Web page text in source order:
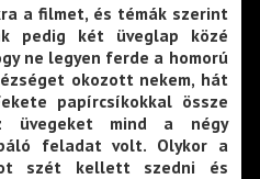
a filmet, és témák szerint
pedig két üveglap közé
ne legyen ferde a homorú
okozott nekem, hát
papírcsíkokkal össze
üvegeket mind a négy
feladat volt. Olykor a
szét kellett szedni és